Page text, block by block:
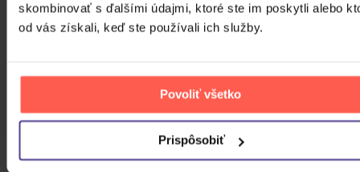
skombinovať s ďalšími údajmi, ktoré ste im poskytli alebo
od vás získali, keď ste používali ich služby.
Povoliť všetko
Prispôsobiť
Landa Daniel: Valčík
CD
ZOBRAZIT VŠECHNY